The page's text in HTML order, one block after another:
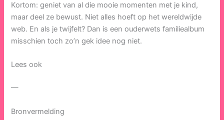
Kortom: geniet van al die mooie momenten met je kind,
maar deel ze bewust. Niet alles hoeft op het wereldwijde
web. En als je twijfelt? Dan is een ouderwets familiealbum
misschien toch zo’n gek idee nog niet.
Lees ook
—
Bronvermelding